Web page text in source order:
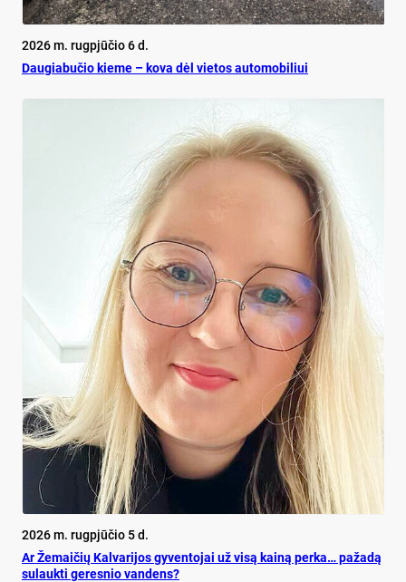
2026 m. rugpjūčio 6 d.
Dau­gia­bu­čio kie­me – ko­va dėl vie­tos au­to­mo­bi­liui
2026 m. rugpjūčio 5 d.
Ar Že­mai­čių Kal­va­ri­jos gy­ven­to­jai už vi­są kai­ną per­ka… pa­ža­dą
su­lauk­ti ge­res­nio van­dens?